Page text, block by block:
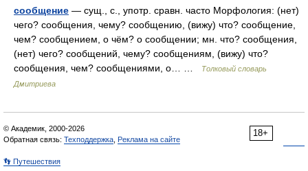
сообщение — сущ., с., употр. сравн. часто Морфология: (нет)
чего? сообщения, чему? сообщению, (вижу) что? сообщение,
чем? сообщением, о чём? о сообщении; мн. что? сообщения,
(нет) чего? сообщений, чему? сообщениям, (вижу) что?
сообщения, чем? сообщениями, о… …
Толковый словарь
Дмитриева
18+
© Академик, 2000-2026
Обратная связь: Техподдержка Реклама на сайте
👣 Путешествия